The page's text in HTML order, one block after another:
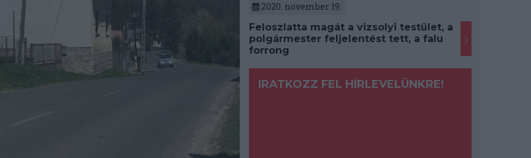
2020. november 19.
Feloszlatta magát a vizsolyi testület, a
polgármester feljelentést tett, a falu
forrong
IRATKOZZ FEL HÍRLEVELÜNKRE!